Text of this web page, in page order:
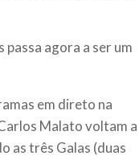
agora a ser um
em direto na
Malato voltam a
as três Galas (duas